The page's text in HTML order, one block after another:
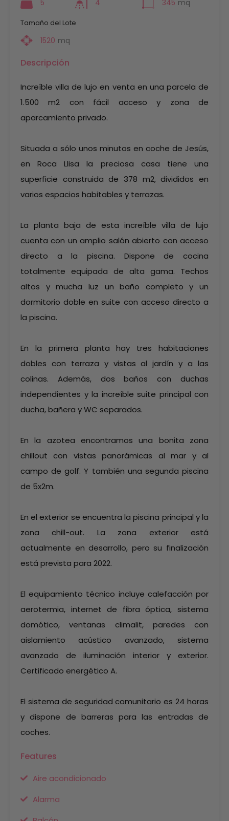
5 4 345 mq
Tamaño del Lote
1520 mq
Descripción
Increíble villa de lujo en venta en una parcela de
1.500 m2 con fácil acceso y zona de
aparcamiento privado.
Situada a sólo unos minutos en coche de Jesús,
en Roca Llisa la preciosa casa tiene una
superficie construida de 378 m2, divididos en
varios espacios habitables y terrazas.
La planta baja de esta increíble villa de lujo
cuenta con un amplio salón abierto con acceso
directo a la piscina. Dispone de cocina
totalmente equipada de alta gama. Techos
altos y mucha luz un baño completo y un
dormitorio doble en suite con acceso directo a
la piscina.
En la primera planta hay tres habitaciones
dobles con terraza y vistas al jardín y a las
colinas. Además, dos baños con duchas
independientes y la increíble suite principal con
ducha, bañera y WC separados.
En la azotea encontramos una bonita zona
chillout con vistas panorámicas al mar y al
campo de golf. Y también una segunda piscina
de 5x2m.
En el exterior se encuentra la piscina principal y la
zona chill-out. La zona exterior está
actualmente en desarrollo, pero su finalización
está prevista para 2022.
El equipamiento técnico incluye calefacción por
aerotermia, internet de fibra óptica, sistema
domótico, ventanas climalit, paredes con
aislamiento acústico avanzado, sistema
avanzado de iluminación interior y exterior.
Certificado energético A.
El sistema de seguridad comunitario es 24 horas
y dispone de barreras para las entradas de
coches.
Features
Aire acondicionado
Alarma